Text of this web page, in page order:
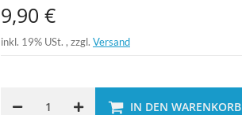
9,90 €
inkl. 19% USt. , zzgl. Versand
IN DEN WARENKORB